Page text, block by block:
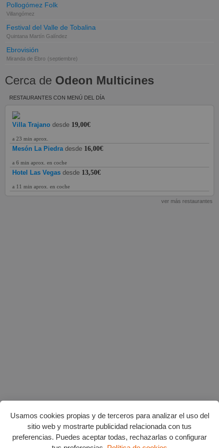
Usamos cookies propias y de terceros para analizar el uso del
sitio web y mostrarte publicidad relacionada con tus
preferencias. Puedes aceptar todas, rechazarlas o configurar
Pollogómez Folk
Villangómez
Festival del Valle de Tobalina
Quintana Martín Galíndez
Ebrovisión
Miranda de Ebro (septiembre)
Cerca de Odeon Multicines
RESTAURANTES CON MENÚ DEL DÍA
Villa Trajano desde 19,00€
a 23 min aprox.
Mesón La Piedra desde 16,00€
a 6 min aprox. en coche
Hotel Las Vegas desde 13,50€
a 11 min aprox. en coche
ver más restaurantes